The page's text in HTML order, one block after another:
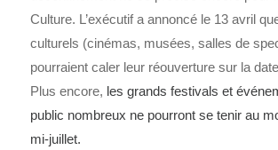
Culture. L’exécutif a annoncé le 13 avril
culturels (cinémas, musées, salles de
pourraient caler leur réouverture sur la
Plus encore, les grands festivals et
public nombreux ne pourront se tenir au
mi-juillet.